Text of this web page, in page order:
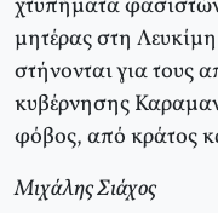
μητέρας στη
στήνονται για τους
κυβέρνησης
φόβος, από κράτος
Μιχάλης Σιάχος